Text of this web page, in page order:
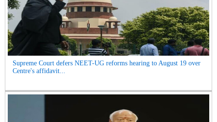
Supreme Court defers NEET-UG reforms hearing to August 19 over
Centre's affidavit...